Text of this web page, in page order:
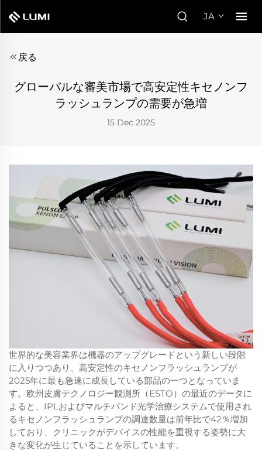
JA
戻る
グローバルな審美市場で高安定性キセノンフ
ラッシュランプの需要が急増
15 Dec 2025
世界的な美容業界は機器のアップグレードという新しい段階
に入りつつあり、高安定性のキセノンフラッシュランプが
2025年に最も急速に成長している部品の一つとなっていま
す。欧州皮膚テクノロジー観測所（ESTO）の最近のデータに
よると、IPLおよびマルチバンド光学治療システムで使用され
るキセノンフラッシュランプの調達数量は前年比で42％増加
しており、クリニックがデバイスの性能を重視する姿勢に大
きな変化が生じていることを示しています。